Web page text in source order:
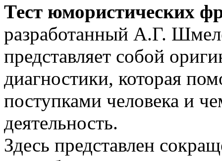
Тест юмористических
разработанный А.Г.
представляет собой
диагностики, которая
поступками человека и
деятельность.
Здесь представлен